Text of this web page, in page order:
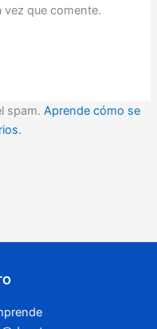
vez que comente.
spam. Aprende cómo se